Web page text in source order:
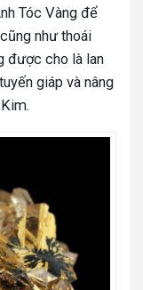
Tóc Vàng để
như thoái
được cho là lan
giáp và nâng